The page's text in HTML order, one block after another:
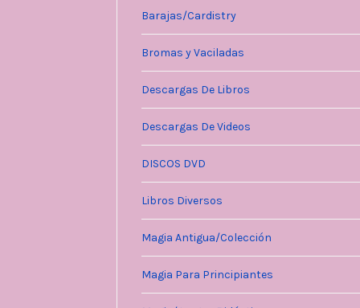
Barajas/Cardistry
Bromas y Vaciladas
Descargas De Libros
Descargas De Videos
DISCOS DVD
Libros Diversos
Magia Antigua/Colección
Magia Para Principiantes